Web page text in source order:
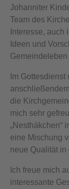
Johanniter
Team des
Interesse,
Ideen und
Im
die
mich sehr
„Nesthäkchen“
eine Mischung
neue Qualität
Ich freue mich
interessante